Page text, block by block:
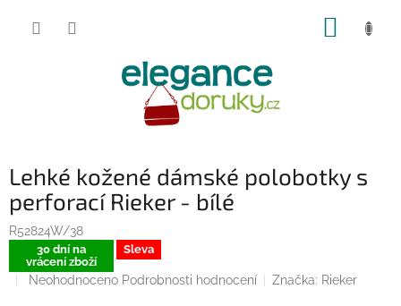
Lehké kožené dámské polobotky s
perforací Rieker - bílé
R52824W/38
30 dní na
vrácení zboží
Sleva
Průměrné
Neohodnoceno Podrobnosti hodnocení Značka: Rieker